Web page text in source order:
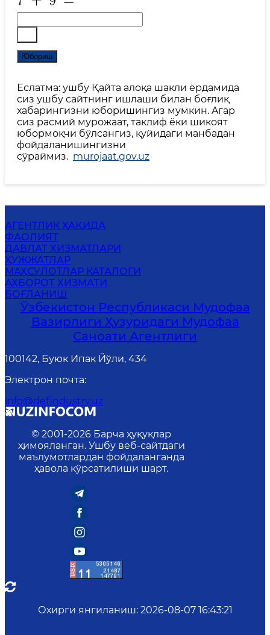
Юбориш
Еслатма: ушбу Қайта алоқа шакли ёрдамида
сиз ушбу сайтнинг ишлаши билан боғлиқ
хабарингизни юборишингиз мумкин. Aгар
сиз расмий мурожаат, таклиф ёки шикоят
юбормоқчи бўлсангиз, қуйидаги манбадан
фойдаланишингизни
сўраймиз. murojaat.gov.uz
АГЕНТЛИК ҲАҚИДА
ФАОЛИЯТ
ДАВЛАТ ХИЗМАТЛАРИ
ҲУЖЖАТЛАР
МАҲСУЛОТЛАР КАТАЛОГИ
АХБОРОТ ХИЗМАТИ
БОҒЛАНИШ
Ўзбекистон Республикаси Мудофаа
Вазирлиги Ҳузуридаги Мудофаа
Саноати Агентлиги
100142, Буюк Ипак Йўли, 434
Электрон почта:
info@defindustry.uz
© 2001-2026 Барча ҳуқуқлар
ҳимояланган. Ушбу веб-сайтдаги
маълумотлардан фойдаланганда
ҳавола кўрсатилиши шарт.
Охирги янгиланиш: 2026-08-07 16:43:21